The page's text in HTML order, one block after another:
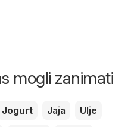
mogli zanimati
Jogurt Jaja
Ulje